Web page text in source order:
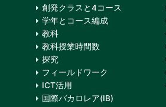
創発クラスと4コース
学年とコース編成
教科
教科授業時間数
探究
フィールドワーク
ICT活用
国際バカロレア(IB)